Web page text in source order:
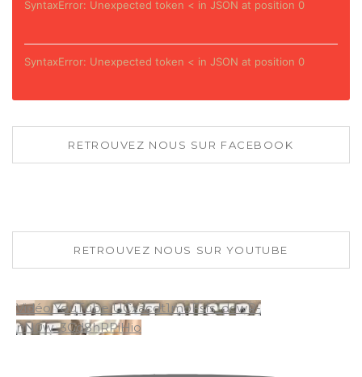
SyntaxError: Unexpected token < in JSON at position 0
SyntaxError: Unexpected token < in JSON at position 0
RETROUVEZ NOUS SUR FACEBOOK
RETROUVEZ NOUS SUR YOUTUBE
Vidéo YouTube UCxacdt1moFsfs_dcwR-
nN0w_3Gd8hRPiHio